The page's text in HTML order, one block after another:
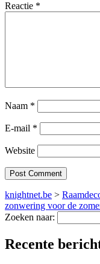
Reactie *
Naam *
E-mail *
Website
knightnet.be >
zonwering voor de
Zoeken naar:
Recente